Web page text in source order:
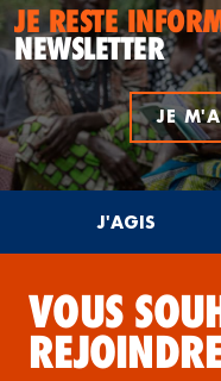
JE RESTE
NEWSLETTER
JE
J'AGIS
VOUS